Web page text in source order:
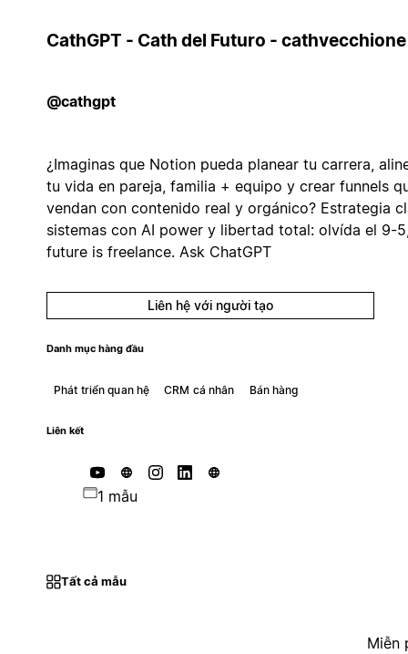
CathGPT - Cath del Futuro - cathvecchione
@cathgpt
¿Imaginas que Notion pueda planear tu carrera,
tu vida en pareja, familia + equipo y crear funnels
vendan con contenido real y orgánico? Estrategia
sistemas con AI power y libertad total: olvída el 9-
future is freelance. Ask ChatGPT
Liên hệ với người tạo
Danh mục hàng đầu
Phát triển quan hệ CRM cá nhân Bán hàng
Liên kết
1 mẫu
Tất cả mẫu
Miễn